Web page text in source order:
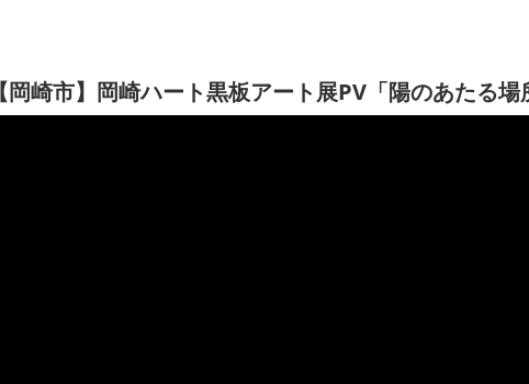
【岡崎市】岡崎ハート黒板アート展PV「陽のあたる